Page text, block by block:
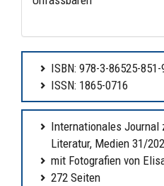
ISBN: 978-3-86525-851-
ISSN: 1865-0716
Internationales Journal
Literatur, Medien 31/
mit Fotografien von
272 Seiten